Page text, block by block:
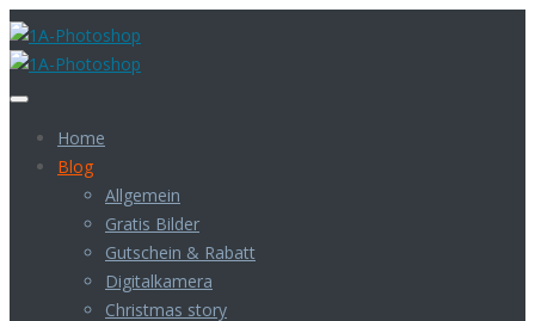
Home
Blog
Allgemein
Gratis Bilder
Gutschein & Rabatt
Digitalkamera
Christmas story